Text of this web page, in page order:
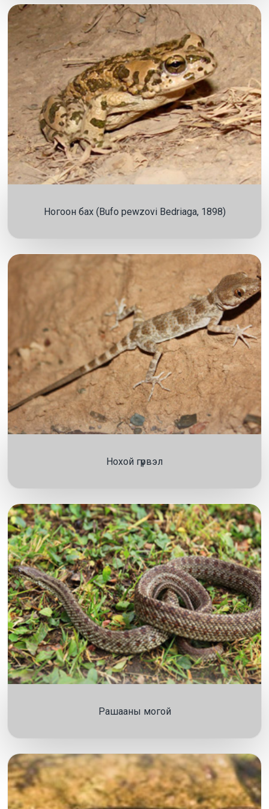
Ногоон бах (Bufo pewzovi Bedriaga, 1898)
Нохой гүрвэл
Рашааны могой